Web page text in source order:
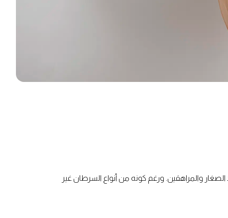
والمراهقين. ورغم كونه من أنواع السرطان غير